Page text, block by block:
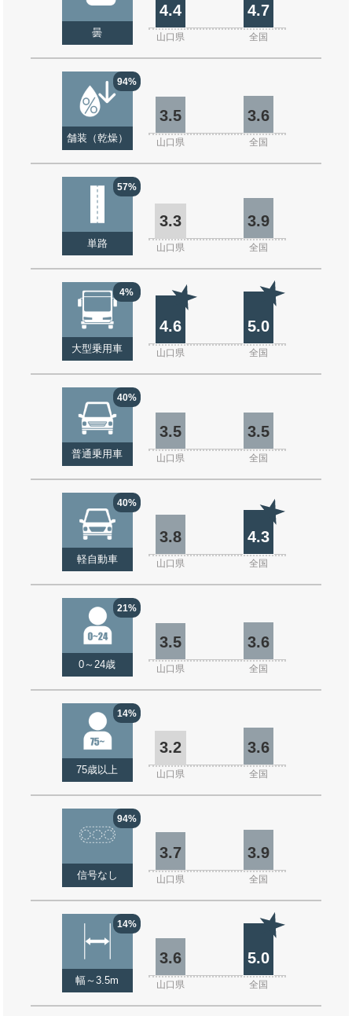
曇
4.4 4.7
山口県 全国
94%
舗装（乾燥）
3.5 3.6
山口県 全国
57%
単路
3.3 3.9
山口県 全国
4%
大型乗用車
4.6 5.0
山口県 全国
40%
普通乗用車
3.5 3.5
山口県 全国
40%
軽自動車
3.8 4.3
山口県 全国
21%
0～24歳
3.5 3.6
山口県 全国
14%
75歳以上
3.2 3.6
山口県 全国
94%
信号なし
3.7 3.9
山口県 全国
14%
幅～3.5m
3.6 5.0
山口県 全国